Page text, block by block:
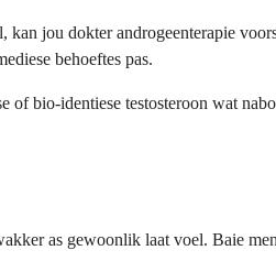
kan jou dokter androgeenterapie
behoeftes pas.
of bio-identiese testosteroon wat
as gewoonlik laat voel. Baie